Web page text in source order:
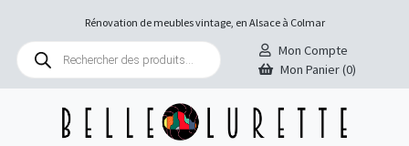
Rénovation de meubles vintage, en Alsace à Colmar
Recherche
produits
Mon Compte
Mon Panier (0)